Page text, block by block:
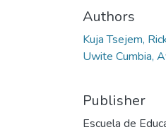
Authors
Kuja Tsejem,
Uwite Cumbia,
Publisher
Escuela de